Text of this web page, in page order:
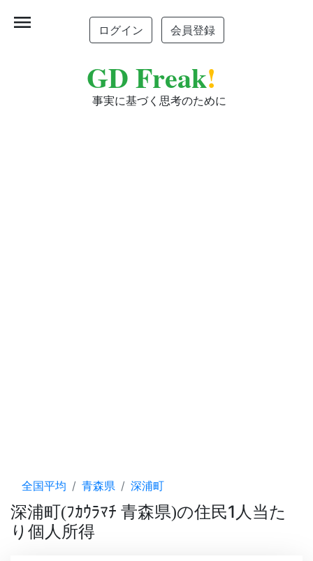
ログイン 会員登録
GD Freak!
事実に基づく思考のために
menu
全国平均 青森県 深浦町
深浦町(ﾌｶｳﾗﾏﾁ 青森県)の住民1人当た
り個人所得